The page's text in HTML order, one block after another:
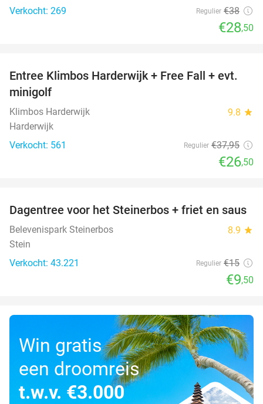
Verkocht: 269
Regulier €38
€28,50
30%
Entree Klimbos Harderwijk + Free Fall + evt.
minigolf
Klimbos Harderwijk 9.8 star
Harderwijk
Verkocht: 561
Regulier €37,95
€26,50
37%
Dagentree voor het Steinerbos + friet en saus
Belevenispark Steinerbos 8.9 star
Stein
Verkocht: 43.221
Regulier €15
€9,50
Win gratis
een droomreis
t.w.v. €3.000